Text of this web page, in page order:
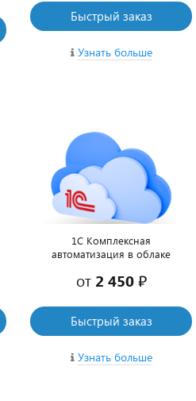
Быстрый заказ
Узнать больше
1С Комплексная
автоматизация в облаке
от 2 450 ₽
Быстрый заказ
Узнать больше